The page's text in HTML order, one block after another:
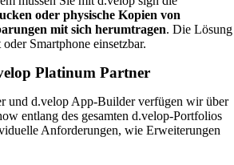
oder physische Kopien von
mit sich herumtragen. Die Lösung
Smartphone einsetzbar.
Platinum Partner
und d.velop App-Builder verfügen wir über
entlang des gesamten d.velop-Portfolios
Anforderungen, wie Erweiterungen